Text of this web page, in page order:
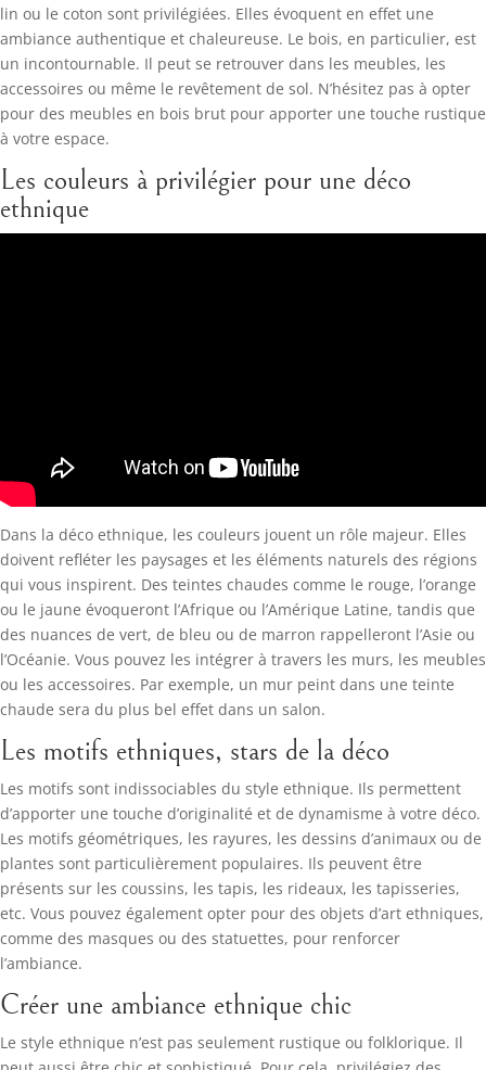
lin ou le coton sont privilégiées. Elles évoquent en effet une
ambiance authentique et chaleureuse. Le bois, en particulier, est
un incontournable. Il peut se retrouver dans les meubles, les
accessoires ou même le revêtement de sol. N’hésitez pas à opter
pour des meubles en bois brut pour apporter une touche rustique
à votre espace.
Les couleurs à privilégier pour une déco
ethnique
Dans la déco ethnique, les couleurs jouent un rôle majeur. Elles
doivent refléter les paysages et les éléments naturels des régions
qui vous inspirent. Des teintes chaudes comme le rouge, l’orange
ou le jaune évoqueront l’Afrique ou l’Amérique Latine, tandis que
des nuances de vert, de bleu ou de marron rappelleront l’Asie ou
l’Océanie. Vous pouvez les intégrer à travers les murs, les meubles
ou les accessoires. Par exemple, un mur peint dans une teinte
chaude sera du plus bel effet dans un salon.
Les motifs ethniques, stars de la déco
Les motifs sont indissociables du style ethnique. Ils permettent
d’apporter une touche d’originalité et de dynamisme à votre déco.
Les motifs géométriques, les rayures, les dessins d’animaux ou de
plantes sont particulièrement populaires. Ils peuvent être
présents sur les coussins, les tapis, les rideaux, les tapisseries,
etc. Vous pouvez également opter pour des objets d’art ethniques,
comme des masques ou des statuettes, pour renforcer
l’ambiance.
Créer une ambiance ethnique chic
Le style ethnique n’est pas seulement rustique ou folklorique. Il